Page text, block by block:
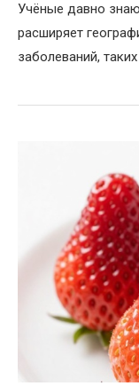
Учёные давно
расширяет
заболеваний,